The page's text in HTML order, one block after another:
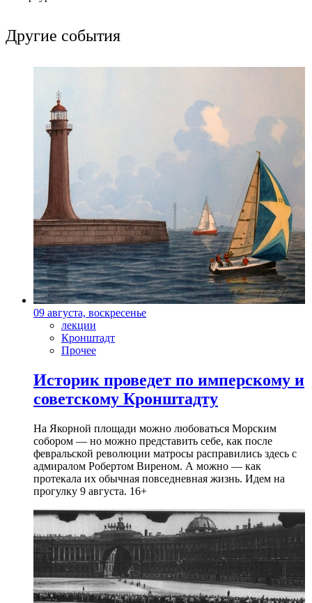
Другие события
09 августа, воскресенье
лекции
Кронштадт
Прочее
Историк проведет по имперскому и
советскому Кронштадту
На Якорной площади можно любоваться Морским
собором — но можно представить себе, как после
февральской революции матросы расправились здесь с
адмиралом Робертом Виреном. А можно — как
протекала их обычная повседневная жизнь. Идем на
прогулку 9 августа. 16+